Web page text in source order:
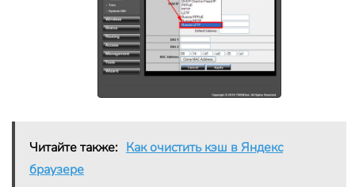
Читайте также: Как очистить кэш в Яндекс
браузере